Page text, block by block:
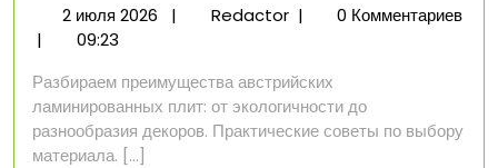
2 июля 20262
| RedactorПочему
ламинированные
плиты
Egger
|
0 Комментариев
|
09:23
Разбираем преимущества австрийских
ламинированных плит: от экологичности до
разнообразия декоров. Практические советы по выбору
материала. [...]